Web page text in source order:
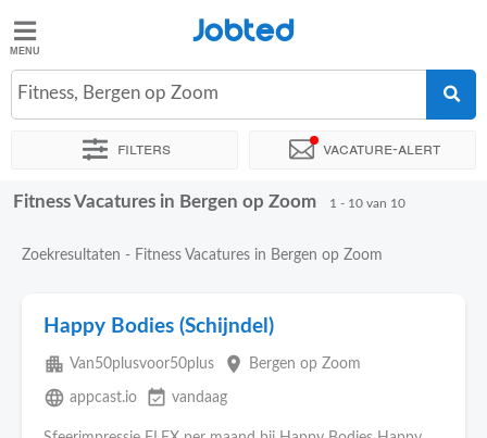
Jobted
Vacatures
Salarissen
Jobted
Fitness, Bergen op Zoom
Filters Vacature-alert
Sorteer op Exacte locatie Bedrijf Soort dienstverband
Fitness Vacatures in Bergen op Zoom 1 - 10 van 10
Zoekresultaten - Fitness Vacatures in Bergen op Zoom
Happy Bodies (Schijndel)
apartment Van50plusvoor50plus place Bergen op Zoom
language appcast.io event_available vandaag